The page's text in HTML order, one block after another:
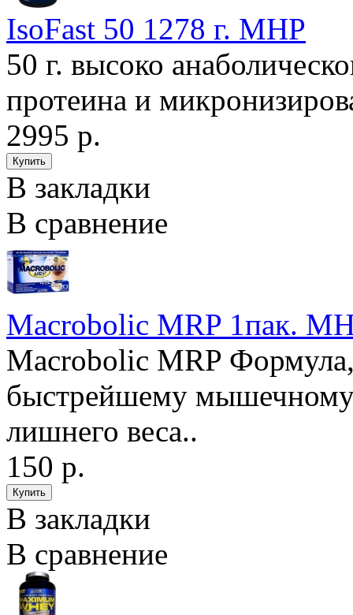
IsoFast 50 1278 г. MHP
50 г. высоко
протеина и
2995 р.
В закладки
В сравнение
Macrobolic MRP 1пак.
Macrobolic MRP
быстрейшему мышечному
лишнего веса..
150 р.
В закладки
В сравнение